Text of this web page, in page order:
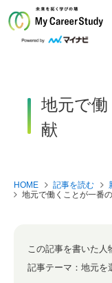
地元で
献
HOME 記事を読む
地元で働くことが一番
この記事を書いた人
記事テーマ： 地元を